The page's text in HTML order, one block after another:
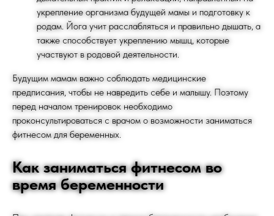
укрепление организма будущей мамы и подготовку к
родам. Йога учит расслабляться и правильно дышать, а
также способствует укреплению мышц, которые
участвуют в родовой деятельности.
Будущим мамам важно соблюдать медицинские
предписания, чтобы не навредить себе и малышу. Поэтому
перед началом тренировок необходимо
проконсультироваться с врачом о возможности заниматься
фитнесом для беременных.
Как заниматься фитнесом во
время беременности